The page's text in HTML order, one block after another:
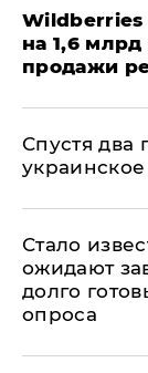
​Wildberries
на 1,6
продажи
Спустя два
Стало
ожидают
долго
опроса